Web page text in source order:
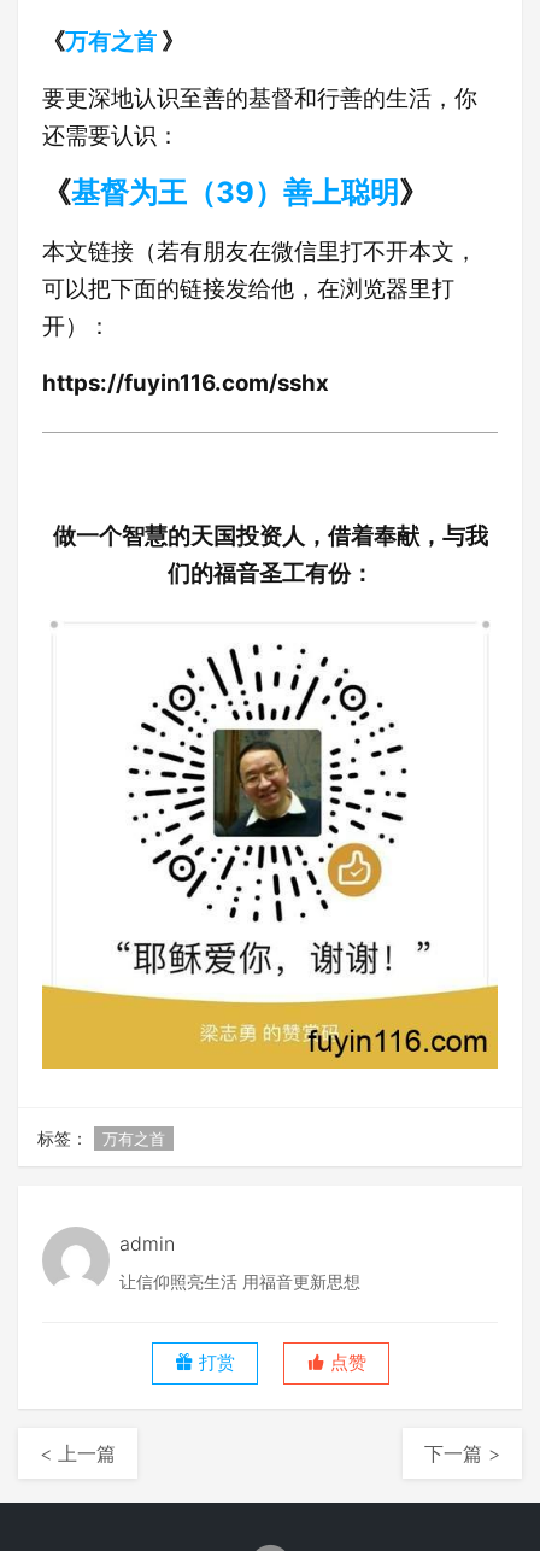
《万有之首 》
要更深地认识至善的基督和行善的生活，你
还需要认识：
《基督为王（39）善上聪明》
本文链接（若有朋友在微信里打不开本文，
可以把下面的链接发给他，在浏览器里打
开）：
https://fuyin116.com/sshx
做一个智慧的天国投资人，借着奉献，与我
们的福音圣工有份：
标签： 万有之首
admin
让信仰照亮生活 用福音更新思想
打赏 点赞
< 上一篇 下一篇 >